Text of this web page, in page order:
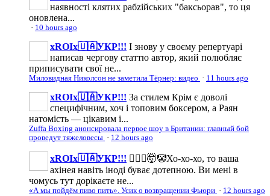
наявності клятих рабzійських "баксьорав", то ця
оновлена...
· 10 hours ago
xROIx🇺🇦УКР!!! І знову у своєму репертуарі
написав чергову статтю автор, який полюбляє
приписувати свої не...
Миловидная Николсон не заметила Тёрнер: видео · 11 hours ago
xROIx🇺🇦УКР!!! За стилем Крім є доволі
специфічним, хоч і топовим боксером, а Раян
натомість — цікавим і...
Zuffa Boxing анонсировала первое шоу в Британии: главный бой
проведут тяжеловесы · 12 hours ago
xROIx🇺🇦УКР!!! 🤦🏻‍♂️🤯🤡Хо-хо-хо, то ваша
ахінея навіть іноді буває дотепною. Ви мені в
чомусь тут дорікаєте не...
«А мы пойдём пиво пить». Усик о возвращении Фьюри · 12 hours ago